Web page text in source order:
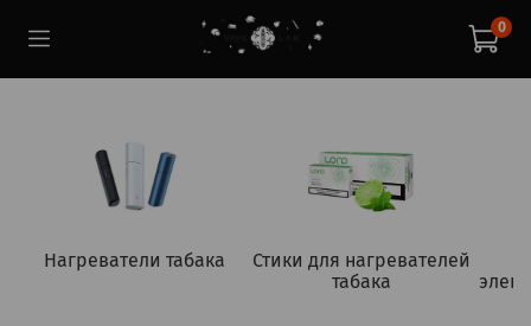
0
Нагреватели табака
Стики для нагревателей
табака